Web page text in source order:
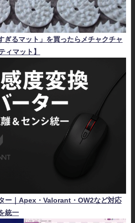
ぎるマット」を買ったらメチャクチャ
ィマット】
ー｜Apex・Valorant・OW2など対応
統一